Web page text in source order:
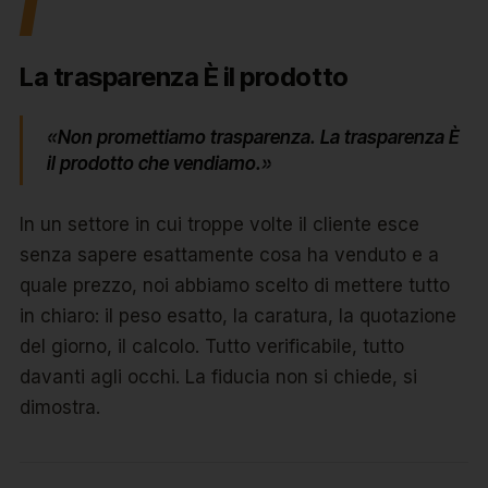
La trasparenza È il prodotto
«Non promettiamo trasparenza. La trasparenza È
il prodotto che vendiamo.»
In un settore in cui troppe volte il cliente esce
senza sapere esattamente cosa ha venduto e a
quale prezzo, noi abbiamo scelto di mettere tutto
in chiaro: il peso esatto, la caratura, la quotazione
del giorno, il calcolo. Tutto verificabile, tutto
davanti agli occhi. La fiducia non si chiede, si
dimostra.